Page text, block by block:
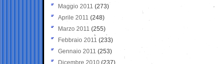
Maggio 2011 (273)
Aprile 2011 (248)
Marzo 2011 (255)
Febbraio 2011 (233)
Gennaio 2011 (253)
Dicembre 2010 (237)